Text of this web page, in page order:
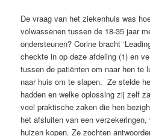
De vraag van het ziekenhuis was
volwassenen tussen de 18-35 jaar
ondersteunen? Corine bracht
checkte in op deze afdeling (1) en
tussen de patiënten om naar hen te
naar huis om te slapen. Ze stelde
hadden en welke oplossing zij zelf
veel praktische zaken die hen
het afsluiten van een
huizen kopen. Ze zochten